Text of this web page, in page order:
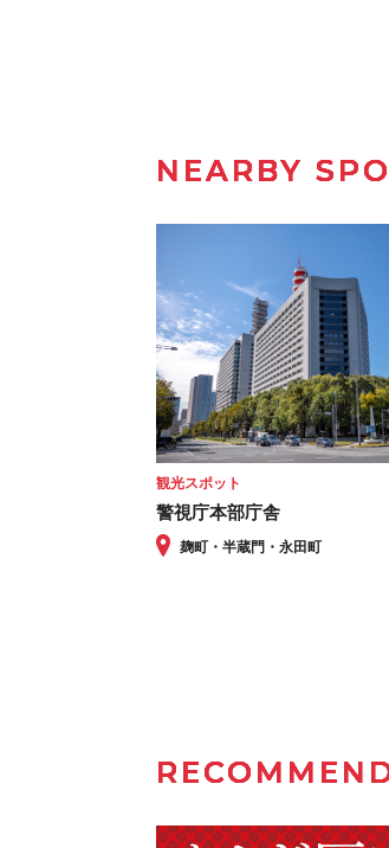
NEARBY
観光スポット
警視庁本部庁舎
麹町・半蔵門・永田町